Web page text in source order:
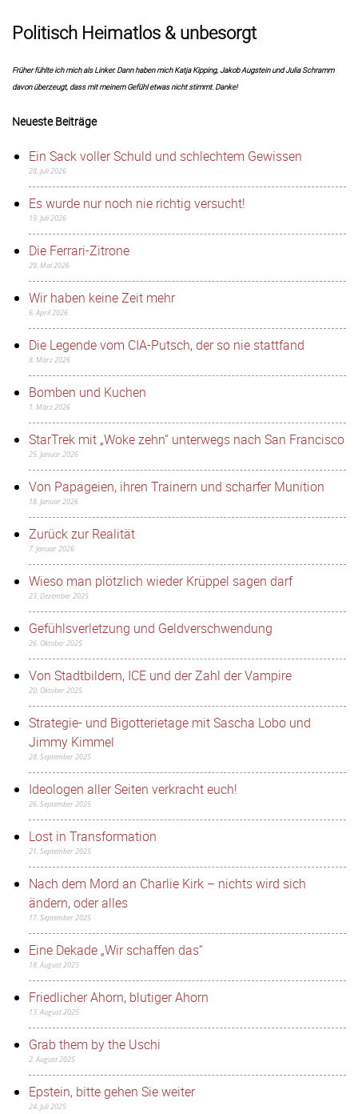
Politisch Heimatlos & unbesorgt
Früher fühlte ich mich als Linker. Dann haben mich Katja Kipping, Jakob Augstein und Julia Schramm
davon überzeugt, dass mit meinem Gefühl etwas nicht stimmt. Danke!
Neueste Beiträge
Ein Sack voller Schuld und schlechtem Gewissen
28. Juli 2026
Es wurde nur noch nie richtig versucht!
19. Juli 2026
Die Ferrari-Zitrone
29. Mai 2026
Wir haben keine Zeit mehr
6. April 2026
Die Legende vom CIA-Putsch, der so nie stattfand
8. März 2026
Bomben und Kuchen
1. März 2026
StarTrek mit „Woke zehn“ unterwegs nach San Francisco
25. Januar 2026
Von Papageien, ihren Trainern und scharfer Munition
18. Januar 2026
Zurück zur Realität
7. Januar 2026
Wieso man plötzlich wieder Krüppel sagen darf
23. Dezember 2025
Gefühlsverletzung und Geldverschwendung
26. Oktober 2025
Von Stadtbildern, ICE und der Zahl der Vampire
20. Oktober 2025
Strategie- und Bigotterietage mit Sascha Lobo und
Jimmy Kimmel
28. September 2025
Ideologen aller Seiten verkracht euch!
26. September 2025
Lost in Transformation
21. September 2025
Nach dem Mord an Charlie Kirk – nichts wird sich
ändern, oder alles
17. September 2025
Eine Dekade „Wir schaffen das“
18. August 2025
Friedlicher Ahorn, blutiger Ahorn
13. August 2025
Grab them by the Uschi
2. August 2025
Epstein, bitte gehen Sie weiter
24. Juli 2025